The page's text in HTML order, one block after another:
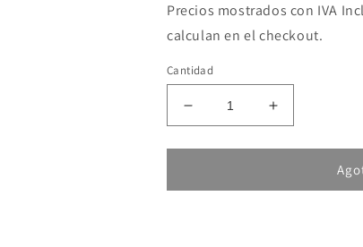
Precios mostrados con IVA
calculan en el checkout.
Cantidad
Reducir
cantidad
para
TB20
Aumentar
cantidad
para
HELMHOLZ
TB20